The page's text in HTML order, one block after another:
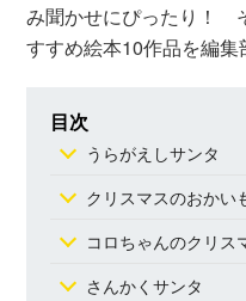
み聞かせにぴったり！
すすめ絵本10作品を編集
目次
うらがえしサンタ
クリスマスのおかい
コロちゃんのクリス
さんかくサンタ